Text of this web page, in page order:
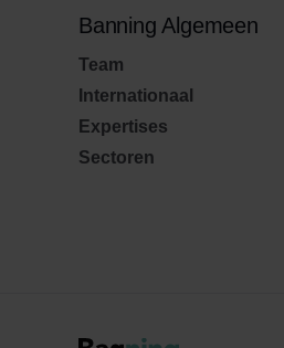
Banning Algemeen
Team
Internationaal
Expertises
Sectoren